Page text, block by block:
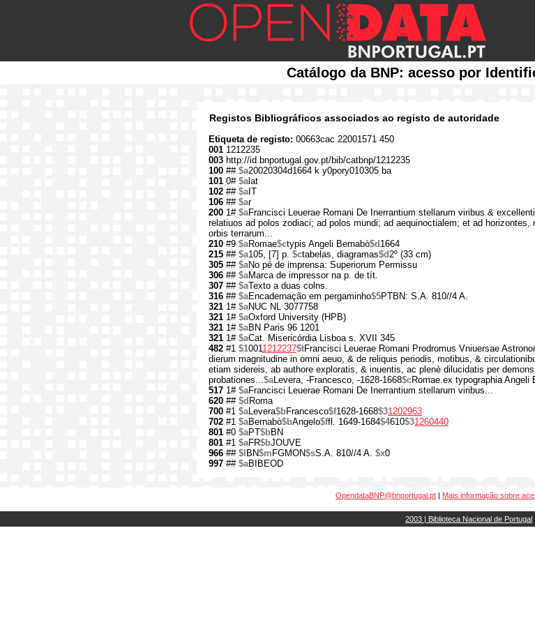
Catálogo da BNP: acesso por
Registos Bibliográficos associados ao registo de autoridade
Etiqueta de registo: 00663cac 22001571 450
001 1212235
003 http://id.bnportugal.gov.pt/bib/catbnp/1212235
100 ## $a20020304d1664 k y0pory010305 ba
101 0# $alat
102 ## $aIT
106 ## $ar
200 1# $aFrancisci Leuerae Romani De Inerrantium stellarum viribus &
relatiuos ad polos zodiaci; ad polos mundi; ad aequinoctialem; et ad
orbis terrarum...
210 #9 $aRomae$ctypis Angeli Bernabò$d 1664
215 ## $a105, [7] p. $ctabelas, diagramas$d2º (33 cm)
305 ## $aNo pé de imprensa: Superiorum Permissu
306 ## $aMarca de impressor na p. de tít.
307 ## $aTexto a duas colns.
316 ## $aEncadernação em pergaminho$5PTBN: S.A. 810//4 A.
321 1# $aNUC NL 3077758
321 1# $aOxford University (HPB)
321 1# $aBN Paris 96 1201
321 1# $aCat. Misericórdia Lisboa s. XVII 345
482 #1 $10011212237$tFrancisci Leuerae Romani Prodromus Vniuersae
dierum magnitudine in omni aeuo, & de reliquis periodis, motibus, &
etiam sidereis, ab authore exploratis, & inuentis, ac plenè dilucidatis per
probationes...$aLevera, -Francesco, -1628-1668$cRomae.ex typographia Angeli
517 1# $aFrancisci Leuerae Romani De Inerrantium stellarum viribus...
620 ## $d Roma
700 #1 $aLevera$bFrancesco$f1628-1668$31202963
702 #1 $aBernabò$bAngelo$ffl. 1649-1684$4610$31260440
801 #0 $aPT$bBN
801 #1 $aFR$bJOUVE
966 ## $l BN$m FGMON$sS.A. 810//4 A. $x0
997 ## $aBIBEOD
OpendataBNP@bnportugal.pt | Mais informação sobre
2003 | Biblioteca Nacional de Portugal